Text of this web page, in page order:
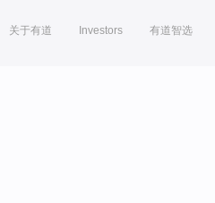
关于有道 Investors 有道智选